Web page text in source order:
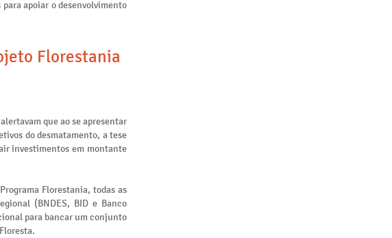
apoiar o desenvolvimento
Florestania
que ao se apresentar
do desmatamento, a tese
investimentos em montante
Florestania, todas as
(BNDES, BID e Banco
para bancar um conjunto